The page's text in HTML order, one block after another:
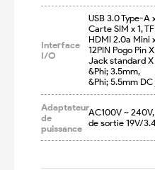
Interface
I/O
USB 3.0 Type-A
Carte SIM x 1,
HDMI 2.0a Mini
12PIN Pogo Pin X
Jack standard
&Phi; 3.5mm,
&Phi; 5.5mm DC
Adaptateur
de
puissance
AC100V ~
de sortie 19V/